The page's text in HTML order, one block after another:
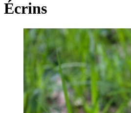
Écrins